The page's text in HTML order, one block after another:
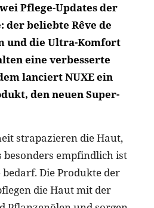
Pflege-Updates der
der beliebte Rêve de
und die Ultra-Komfort
eine verbesserte
lanciert NUXE ein
den neuen Super-
strapazieren die Haut,
empfindlich ist
Die Produkte der
die Haut mit der